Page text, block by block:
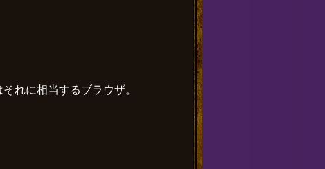
れに相当するブラウザ。